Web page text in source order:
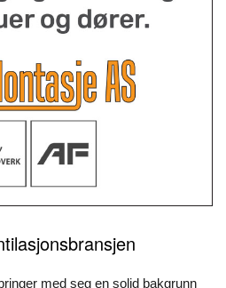
med seg en solid bakgrunn